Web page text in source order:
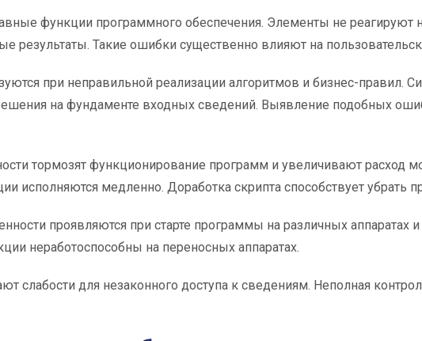
функции программного обеспечения. Элементы не
результаты. Такие ошибки существенно влияют на
при неправильной реализации алгоритмов и бизнес-правил.
на фундаменте входных сведений. Выявление подобных
тормозят функционирование программ и увеличивают
исполняются медленно. Доработка скрипта способствует убрать
проявляются при старте программы на различных аппаратах
неработоспособны на переносных аппаратах.
слабости для незаконного доступа к сведениям. Неполная